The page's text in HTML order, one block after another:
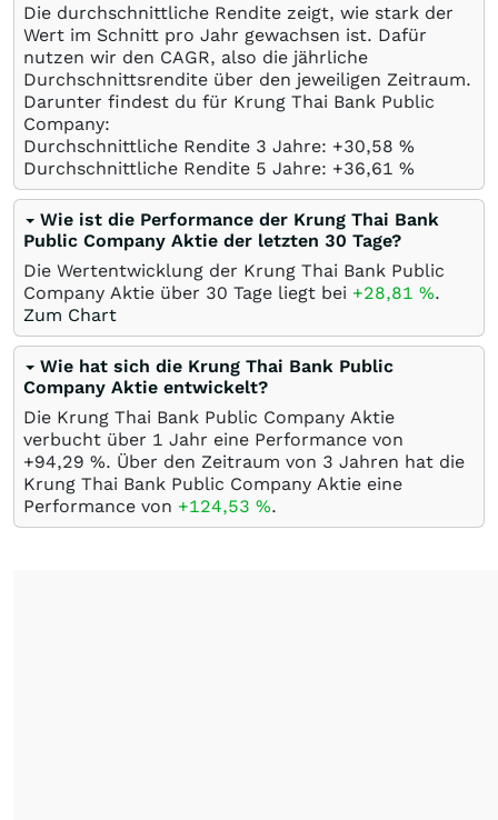
Die durchschnittliche Rendite zeigt, wie stark der
Wert im Schnitt pro Jahr gewachsen ist. Dafür
nutzen wir den CAGR, also die jährliche
Durchschnittsrendite über den jeweiligen Zeitraum.
Darunter findest du für Krung Thai Bank Public
Company:
Durchschnittliche Rendite 3 Jahre: +30,58 %
Durchschnittliche Rendite 5 Jahre: +36,61 %
Wie ist die Performance der Krung Thai Bank
Public Company Aktie der letzten 30 Tage?
Die Wertentwicklung der Krung Thai Bank Public
Company Aktie über 30 Tage liegt bei +28,81 %.
Zum Chart
Wie hat sich die Krung Thai Bank Public
Company Aktie entwickelt?
Die Krung Thai Bank Public Company Aktie
verbucht über 1 Jahr eine Performance von
+94,29 %. Über den Zeitraum von 3 Jahren hat die
Krung Thai Bank Public Company Aktie eine
Performance von +124,53 %.